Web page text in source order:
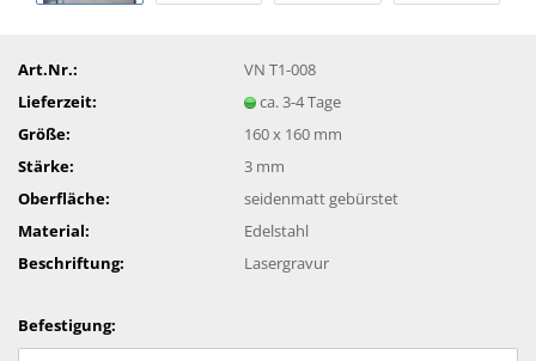
Art.Nr.:
VN T1-008
Lieferzeit:
ca. 3-4 Tage
Größe:
160 x 160 mm
Stärke:
3 mm
Oberfläche:
seidenmatt gebürstet
Material:
Edelstahl
Beschriftung:
Lasergravur
Befestigung: